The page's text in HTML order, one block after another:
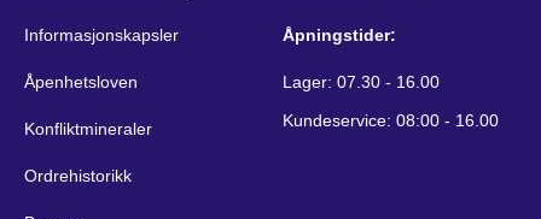
Informasjonskapsler
Åpenhetsloven
Konfliktmineraler
Ordrehistorikk
Åpningstider:
Lager: 07.30 - 16.00
Kundeservice: 08:00 - 16.00